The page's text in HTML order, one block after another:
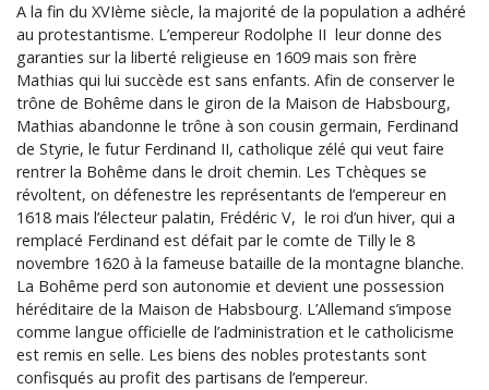
A la fin du XVIème siècle, la majorité de la population a adhéré
au protestantisme. L’empereur Rodolphe II leur donne des
garanties sur la liberté religieuse en 1609 mais son frère
Mathias qui lui succède est sans enfants. Afin de conserver le
trône de Bohême dans le giron de la Maison de Habsbourg,
Mathias abandonne le trône à son cousin germain, Ferdinand
de Styrie, le futur Ferdinand II, catholique zélé qui veut faire
rentrer la Bohême dans le droit chemin. Les Tchèques se
révoltent, on défenestre les représentants de l’empereur en
1618 mais l’électeur palatin, Frédéric V, le roi d’un hiver, qui a
remplacé Ferdinand est défait par le comte de Tilly le 8
novembre 1620 à la fameuse bataille de la montagne blanche.
La Bohême perd son autonomie et devient une possession
héréditaire de la Maison de Habsbourg. L’Allemand s’impose
comme langue officielle de l’administration et le catholicisme
est remis en selle. Les biens des nobles protestants sont
confisqués au profit des partisans de l’empereur.